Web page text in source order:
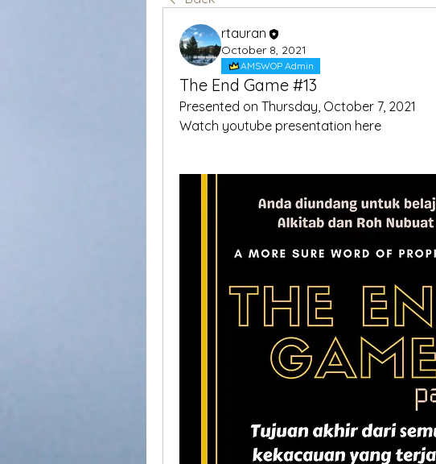
rtauran
October 8, 2021
AMSWOP Admin
The End Game #13
Presented on Thursday, October 7, 2021
Watch youtube presentation here